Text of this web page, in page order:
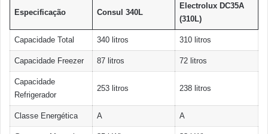
Especificação Consul 340L
Electrolux DC35A
(310L)
Capacidade Total 340 litros 310 litros
Capacidade Freezer 87 litros 72 litros
Capacidade
Refrigerador
253 litros 238 litros
Classe Energética A A